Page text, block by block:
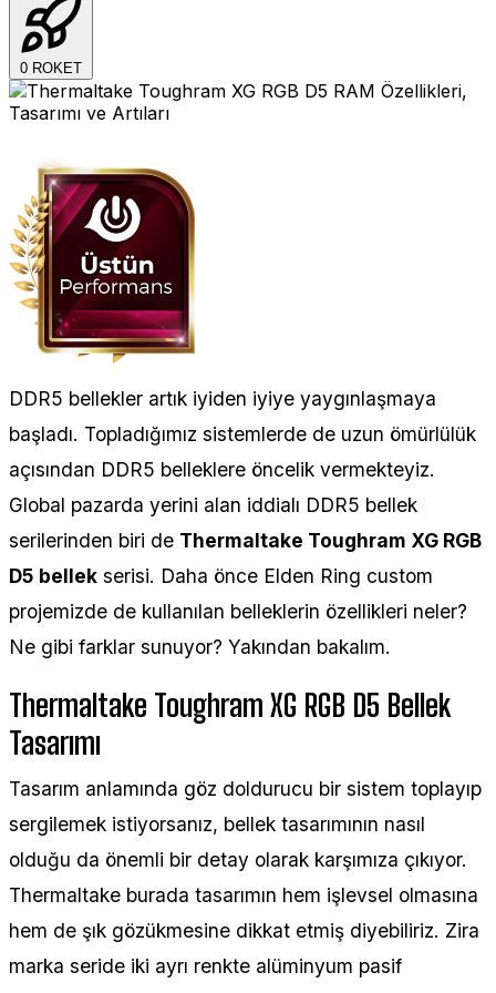
0 ROKET
DDR5 bellekler artık iyiden iyiye yaygınlaşmaya
başladı. Topladığımız sistemlerde de uzun ömürlülük
açısından DDR5 belleklere öncelik vermekteyiz.
Global pazarda yerini alan iddialı DDR5 bellek
serilerinden biri de Thermaltake Toughram XG RGB
D5 bellek serisi. Daha önce Elden Ring custom
projemizde de kullanılan belleklerin özellikleri neler?
Ne gibi farklar sunuyor? Yakından bakalım.
Thermaltake Toughram XG RGB D5 Bellek
Tasarımı
Tasarım anlamında göz doldurucu bir sistem toplayıp
sergilemek istiyorsanız, bellek tasarımının nasıl
olduğu da önemli bir detay olarak karşımıza çıkıyor.
Thermaltake burada tasarımın hem işlevsel olmasına
hem de şık gözükmesine dikkat etmiş diyebiliriz. Zira
marka seride iki ayrı renkte alüminyum pasif